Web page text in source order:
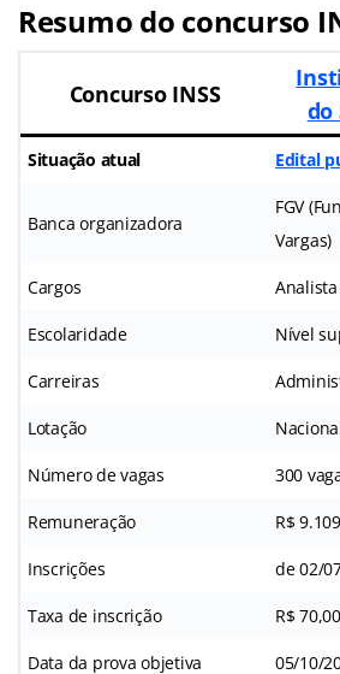
Resumo do concurso
Concurso INSS
do
Situação atual Edital
Banca organizadora
FGV
Vargas)
Cargos
Escolaridade Nível
Carreiras
Lotação
Número de vagas 300
Remuneração R$
Inscrições de 02/
Taxa de inscrição R$ 70,00
Data da prova objetiva 05/10/